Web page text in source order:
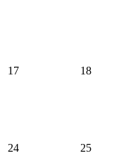
17 18
24 25